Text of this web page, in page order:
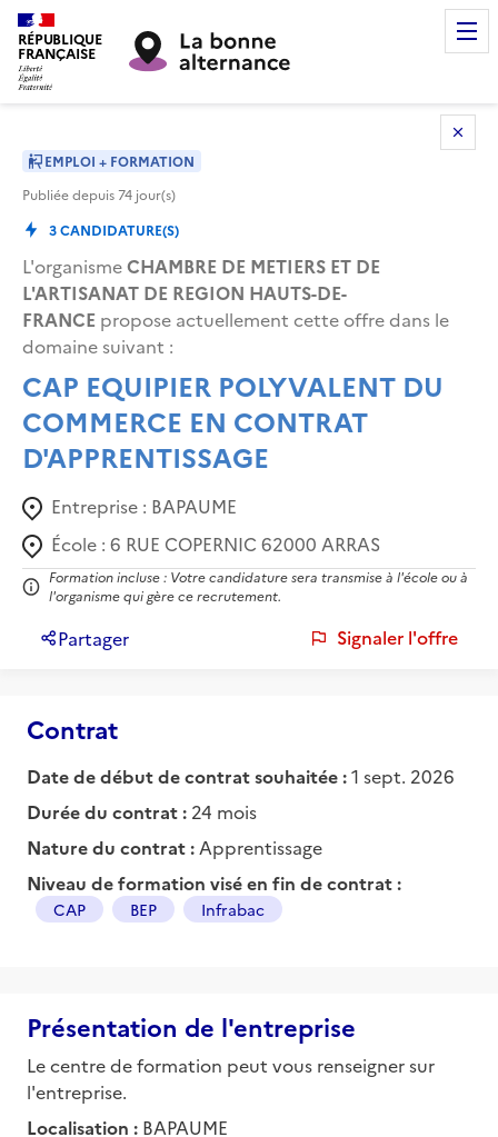
RÉPUBLIQUE
FRANÇAISE
EMPLOI + FORMATION
Publiée depuis74 jour(s)
3CANDIDATURE(S)
L'organismeCHAMBRE DE METIERS ET DE
L'ARTISANAT DE REGION HAUTS-DE-
FRANCE propose actuellement cette offre dans le
domaine suivant :
CAP EQUIPIER POLYVALENT DU
COMMERCE EN CONTRAT
D'APPRENTISSAGE
Entreprise : BAPAUME
École : 6 RUE COPERNIC 62000 ARRAS
Formation incluse : Votre candidature sera transmise à l'école ou à
l'organisme qui gère ce recrutement.
Partager Signaler l'offre
Contrat
Date de début de contrat souhaitée :1 sept. 2026
Durée du contrat : 24 mois
Nature du contrat : Apprentissage
Niveau de formation visé en fin de contrat :
CAP BEP Infrabac
Présentation de l'entreprise
Le centre de formation peut vous renseigner sur
l'entreprise.
Localisation : BAPAUME